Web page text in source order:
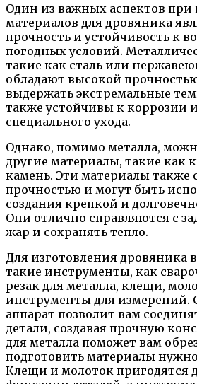
Один из важных аспектов при
материалов для дровяника
прочность и устойчивость к
погодных условий.
такие как сталь или
обладают высокой
выдержать экстремальные
также устойчивы к коррозии
специального ухода.
Однако, помимо металла,
другие материалы, такие как
камень. Эти материалы также
прочностью и могут быть
создания крепкой и
Они отлично справляются с
жар и сохранять тепло.
Для изготовления дровяника
такие инструменты, как
резак для металла, клещи,
инструменты для измерений.
аппарат позволит вам
детали, создавая прочную
для металла поможет вам
подготовить материалы
Клещи и молоток пригодятся